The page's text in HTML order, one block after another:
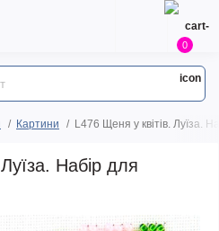
0
Картини L476 Щеня у квітів. Луїза.
Набір для